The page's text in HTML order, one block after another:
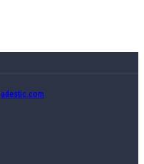
adestic.com